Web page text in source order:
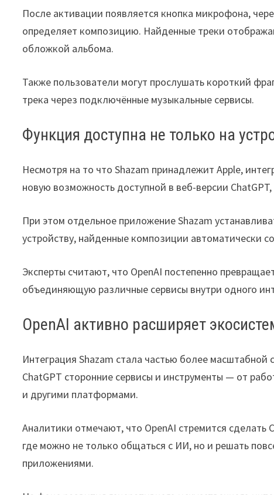
После активации появляется кнопка микрофона,
определяет композицию. Найденные треки
обложкой альбома.
Также пользователи могут прослушать короткий
трека через подключённые музыкальные сервисы.
Функция доступна не только на
Несмотря на то что Shazam принадлежит Apple,
новую возможность доступной в веб-версии
При этом отдельное приложение Shazam
устройству, найденные композиции автоматически
Эксперты считают, что OpenAI постепенно
объединяющую различные сервисы внутри одного
OpenAI активно расширяет
Интеграция Shazam стала частью более масштабной
ChatGPT сторонние сервисы и инструменты — от
и другими платформами.
Аналитики отмечают, что OpenAI стремится
где можно не только общаться с ИИ, но и решать
приложениями.